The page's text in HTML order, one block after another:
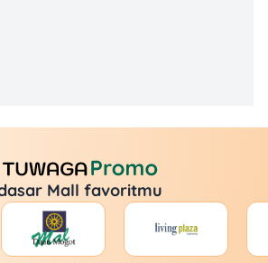
Mall favoritmu